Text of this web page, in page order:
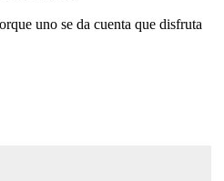
uno se da cuenta que disfruta